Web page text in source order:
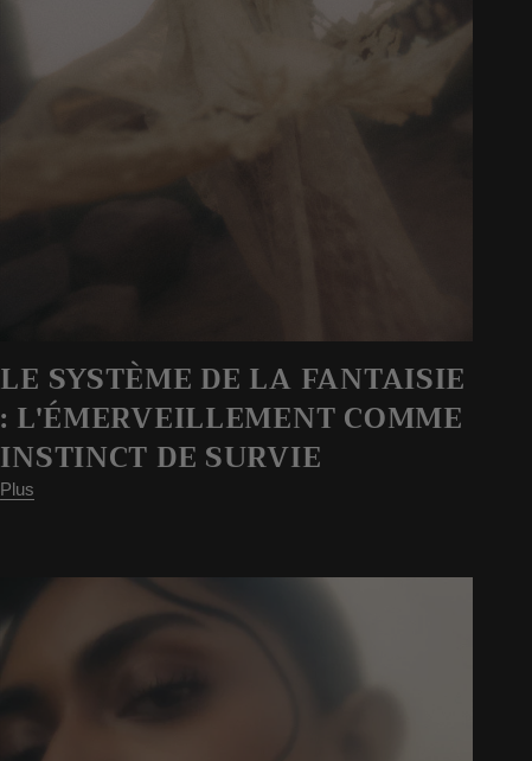
LE SYSTÈME DE LA FANTAISIE
: L'ÉMERVEILLEMENT COMME
INSTINCT DE SURVIE
Plus